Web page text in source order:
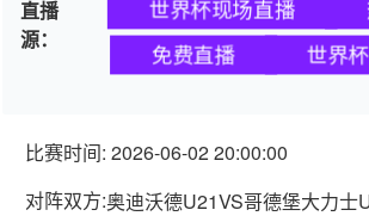
直播
源：
世界杯现场直播
免费直播
世界
比赛时间: 2026-06-02 20:00:00
对阵双方:奥迪沃德U21VS哥德堡大力士